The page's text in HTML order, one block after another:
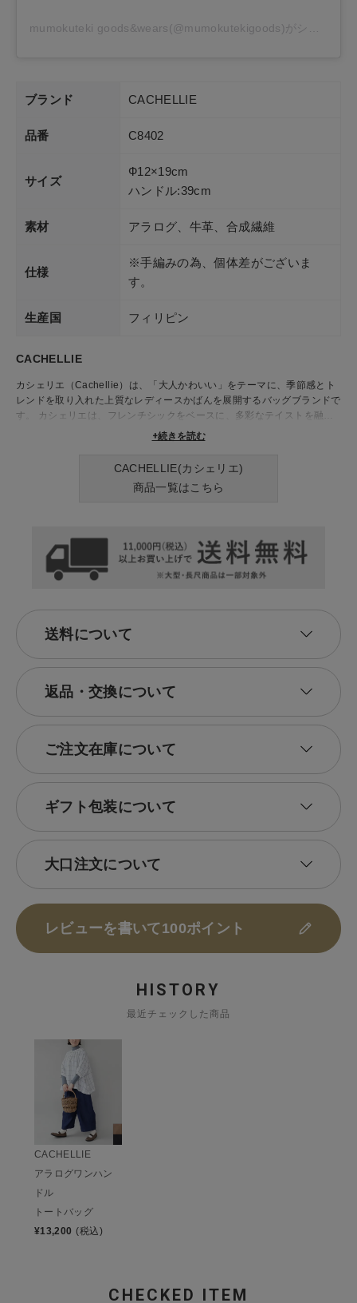
mumokuteki goods&wears(@mumokutekigoods)がシェアした投稿
ブランド CACHELLIE
品番 C8402
サイズ
Ф12×19cm
ハンドル:39cm
素材 アラログ、牛革、合成繊維
仕様
※手編みの為、個体差がございま
す。
生産国 フィリピン
CACHELLIE
カシェリエ（Cachellie）は、「大人かわいい」をテーマに、季節感とト
レンドを取り入れた上質なレディースかばんを展開するバッグブランドで
す。 カシェリエは、フレンチシックをベースに、多彩なテイストを融合
させたデザインが特徴。 特にナチュラルな雰囲気と機能性を両立したか
が増していくのも魅力の一つ。たとえば、「アラログ×レザー トートバッ
グ」や「アラログ レザー ワンハンドルトート」といったかごバッグシリ
計されており、幅広い年齢層の女性に支持されています。デザイン性はも
ちろん、収納力や使いやすさにもこだわっており、「ナチュラルだけど洗
練されたかごバッグが欲しい」という方にぴったりのブランドです。
+続きを読む
CACHELLIE(カシェリエ)
商品一覧はこちら
送料について
返品・交換について
ご注文在庫について
ギフト包装について
大口注文について
レビューを書いて100ポイント
HISTORY
最近チェックした商品
CACHELLIE
アラログワンハン
ドル
トートバッグ
¥13,200 (税込)
CHECKED ITEM